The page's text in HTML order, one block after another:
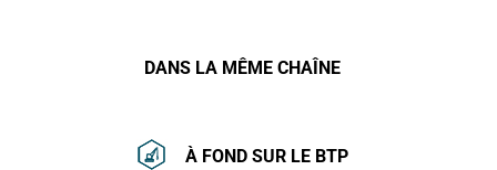
DANS LA MÊME CHAÎNE
À FOND SUR LE BTP